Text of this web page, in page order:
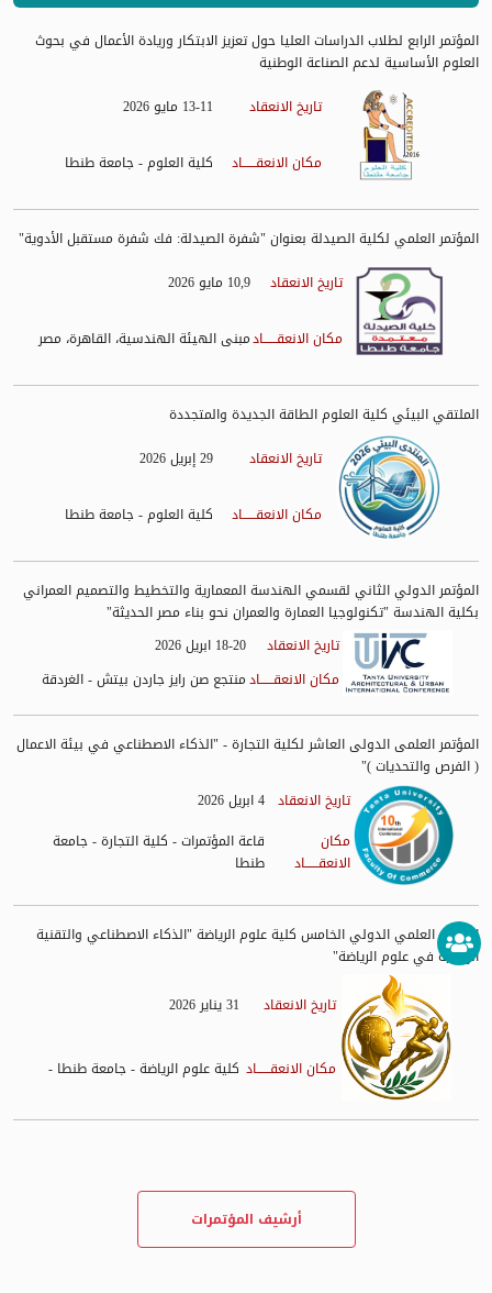
المؤتمر الرابع لطلاب الدراسات العليا حول تعزيز الابتكار وريادة الأعمال في بحوث
العلوم الأساسية لدعم الصناعة الوطنية
13-11 مايو 2026
تاريخ الانعقاد
كلية العلوم - جامعة طنطا مكان الانعقــــــاد
المؤتمر العلمي لكلية الصيدلة بعنوان "شفرة الصيدلة: فك شفرة مستقبل الأدوية"
10,9 مايو 2026
تاريخ الانعقاد
مبنى الهيئة الهندسية، القاهرة، مصرمكان الانعقــــــاد
الملتقي البيئي كلية العلوم الطاقة الجديدة والمتجددة
29 إبريل 2026
تاريخ الانعقاد
كلية العلوم - جامعة طنطا مكان الانعقــــــاد
المؤتمر الدولي الثاني لقسمي الهندسة المعمارية والتخطيط والتصميم العمراني
بكلية الهندسة "تكنولوجيا العمارة والعمران نحو بناء مصر الحديثة"
18-20 ابريل 2026
تاريخ الانعقاد
منتجع صن رايز جاردن بيتش - الغردقةمكان الانعقــــــاد
المؤتمر العلمى الدولى العاشر لكلية التجارة - "الذكاء الاصطناعي في بيئة الاعمال
( الفرص والتحديات )"
4 ابريل 2026 تاريخ الانعقاد
قاعة المؤتمرات - كلية التجارة - جامعة
طنطا
مكان
الانعقــــــاد
المؤتمر العلمي الدولي الخامس كلية علوم الرياضة "الذكاء الاصطناعي والتقنية
الرقمية في علوم الرياضة"
31 يناير 2026
تاريخ الانعقاد
- كلية علوم الرياضة - جامعة طنطا مكان الانعقــــــاد
أرشيف المؤتمرات